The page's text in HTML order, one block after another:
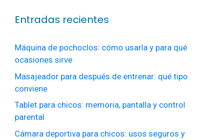
Entradas recientes
Máquina de pochoclos: cómo usarla y para qué
ocasiones sirve
Masajeador para después de entrenar: qué tipo
conviene
Tablet para chicos: memoria, pantalla y control
parental
Cámara deportiva para chicos: usos seguros y